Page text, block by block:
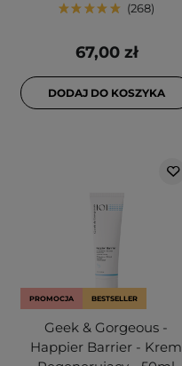
268
67,00 zł
DODAJ DO KOSZYKA
PROMOCJA BESTSELLER
Geek & Gorgeous -
Happier Barrier - Krem